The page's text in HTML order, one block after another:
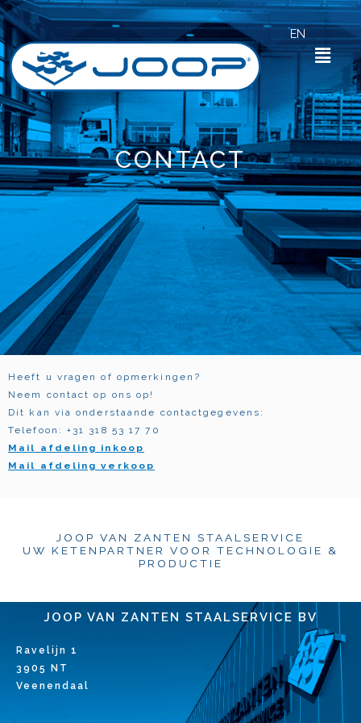
Skip
to
content
Menu
CONTACT
Heeft u vragen of opmerkingen?
Neem contact op ons op!
Dit kan via onderstaande contactgegevens:
Telefoon: +31 318 53 17 70
Mail afdeling inkoop
Mail afdeling verkoop
JOOP VAN ZANTEN STAALSERVICE
UW KETENPARTNER VOOR TECHNOLOGIE &
PRODUCTIE
JOOP VAN ZANTEN STAALSERVICE BV
Ravelijn 1
3905 NT
Veenendaal
EN